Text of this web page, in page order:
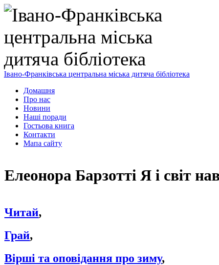
Івано-Франківська центральна міська дитяча бібліотека
Домашня
Про нас
Новини
Наші поради
Гостьова книга
Контакти
Мапа сайту
Елеонора Барзотті Я і світ
Читай,
Грай,
Вірші та оповідання про зиму,